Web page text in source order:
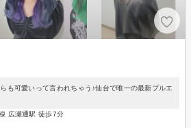
も可愛いって言われちゃう♪仙台で唯一の最新プルエ
広瀬通駅 徒歩7分